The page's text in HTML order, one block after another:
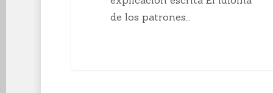
de los patrones…